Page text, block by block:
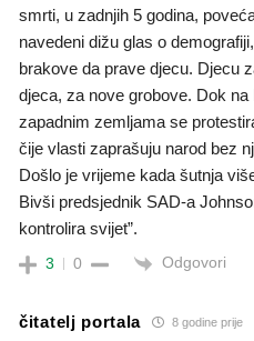
smrti, u zadnjih 5 godina,
navedeni dižu glas o
brakove da prave djecu. Djecu
djeca, za nove grobove. Dok
zapadnim zemljama se
čije vlasti zaprašuju narod bez
Došlo je vrijeme kada šutnja
Bivši predsjednik SAD-a
kontrolira svijet”.
3 0 Odgovori
čitatelj portala 8 godine prije